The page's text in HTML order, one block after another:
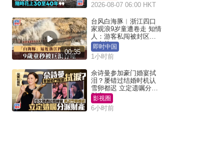
2026-08-07 06:00 HKT
00:35
台风白海豚︱浙江四口
家观浪9岁童遭卷走 知情
人：游客私闯被封区域
︱有片
即时中国
1小时前
佘诗曼参加豪门婚宴拭
泪？屡错过结婚时机认
雪卵都迟 立定遗嘱分派
财产
影视圈
6小时前